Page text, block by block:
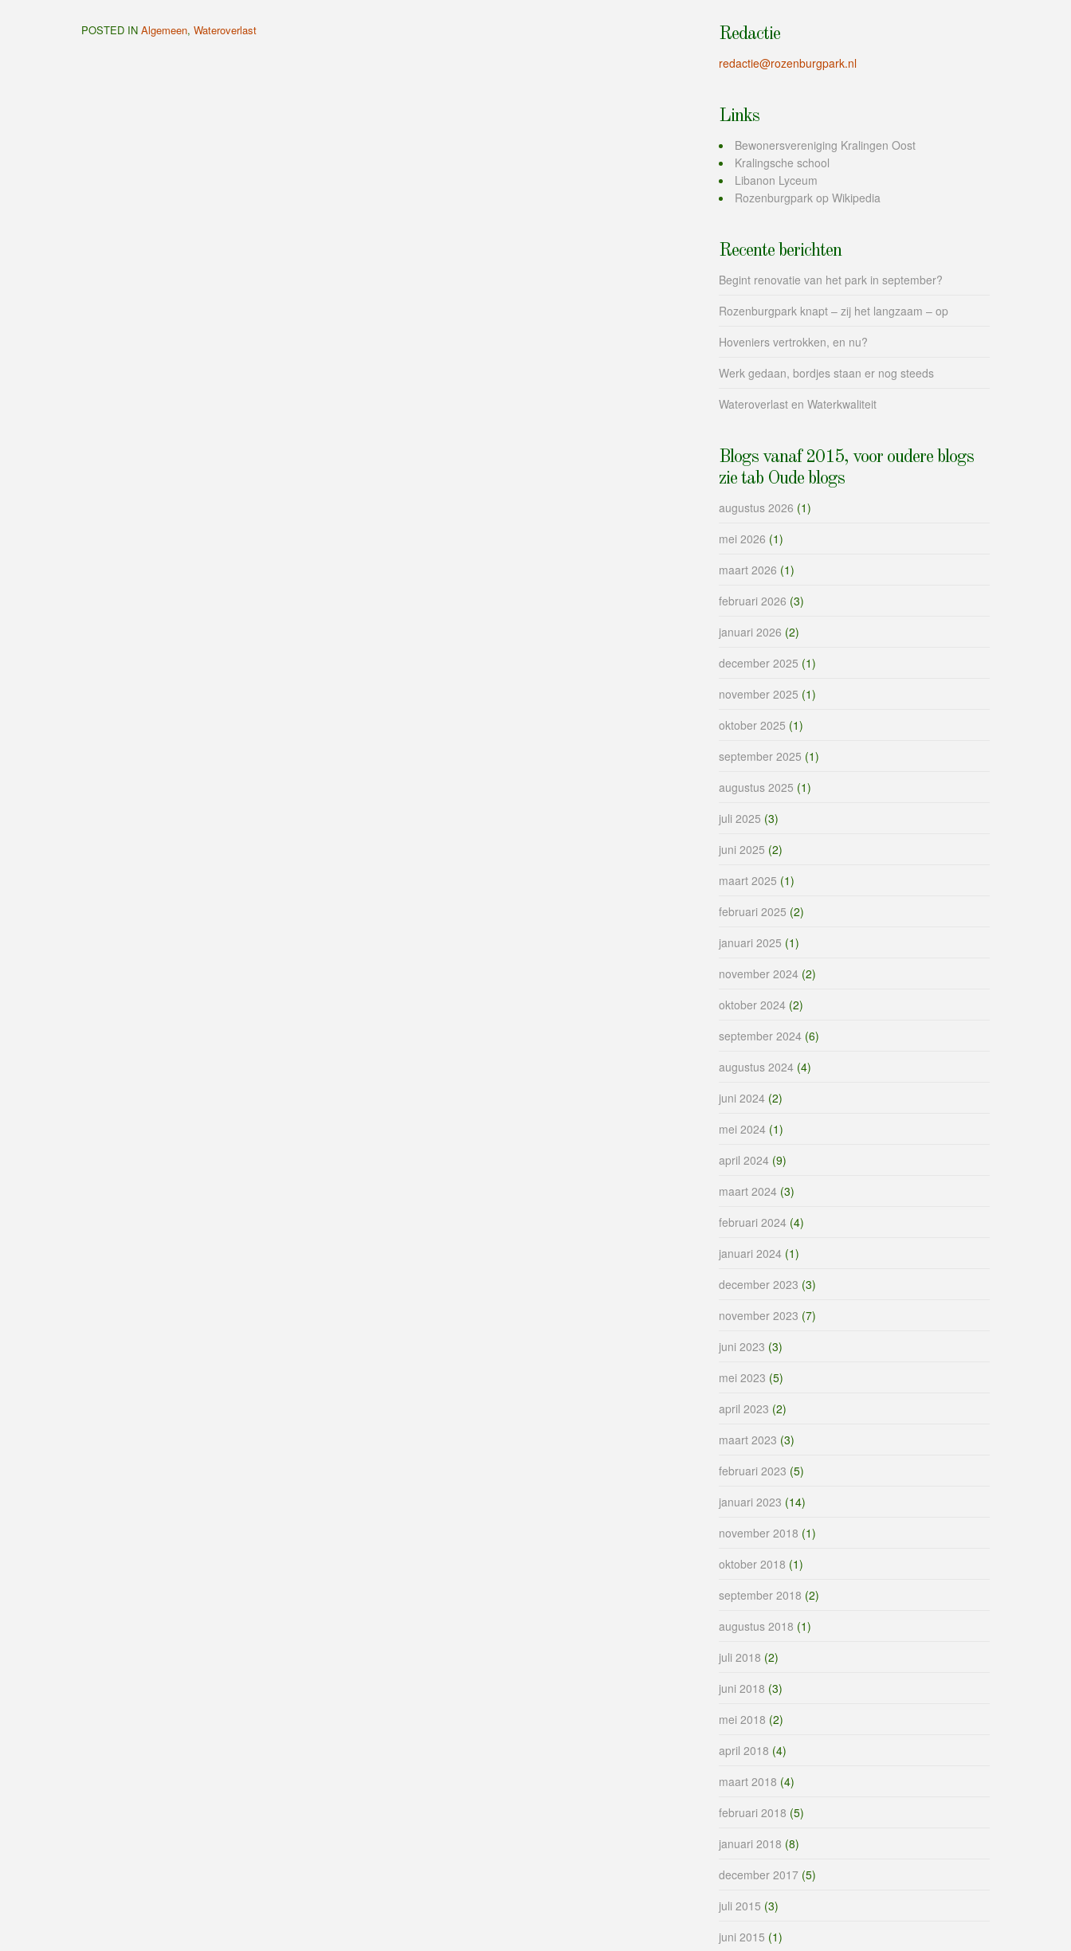
POSTED IN Algemeen, Wateroverlast Redactie
redactie@rozenburgpark.nl
Links
Bewonersvereniging Kralingen Oost
Kralingsche school
Libanon Lyceum
Rozenburgpark op Wikipedia
Recente berichten
Begint renovatie van het park in september?
Rozenburgpark knapt – zij het langzaam – op
Hoveniers vertrokken, en nu?
Werk gedaan, bordjes staan er nog steeds
Wateroverlast en Waterkwaliteit
Blogs vanaf 2015, voor oudere blogs
zie tab Oude blogs
augustus 2026 (1)
mei 2026 (1)
maart 2026 (1)
februari 2026 (3)
januari 2026 (2)
december 2025 (1)
november 2025 (1)
oktober 2025 (1)
september 2025 (1)
augustus 2025 (1)
juli 2025 (3)
juni 2025 (2)
maart 2025 (1)
februari 2025 (2)
januari 2025 (1)
november 2024 (2)
oktober 2024 (2)
september 2024 (6)
augustus 2024 (4)
juni 2024 (2)
mei 2024 (1)
april 2024 (9)
maart 2024 (3)
februari 2024 (4)
januari 2024 (1)
december 2023 (3)
november 2023 (7)
juni 2023 (3)
mei 2023 (5)
april 2023 (2)
maart 2023 (3)
februari 2023 (5)
januari 2023 (14)
november 2018 (1)
oktober 2018 (1)
september 2018 (2)
augustus 2018 (1)
juli 2018 (2)
juni 2018 (3)
mei 2018 (2)
april 2018 (4)
maart 2018 (4)
februari 2018 (5)
januari 2018 (8)
december 2017 (5)
juli 2015 (3)
juni 2015 (1)